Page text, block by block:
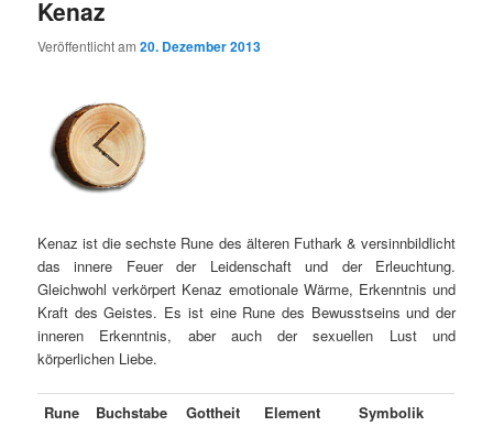
Kenaz
Veröffentlicht am20. Dezember 2013
Kenaz ist die sechste Rune des älteren Futhark & versinnbildlicht
das innere Feuer der Leidenschaft und der Erleuchtung.
Gleichwohl verkörpert Kenaz emotionale Wärme, Erkenntnis und
Kraft des Geistes. Es ist eine Rune des Bewusstseins und der
inneren Erkenntnis, aber auch der sexuellen Lust und
körperlichen Liebe.
Rune Buchstabe Gottheit Element
Symbolik